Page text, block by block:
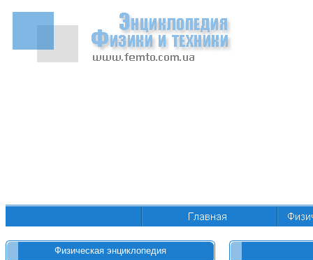
Физическая энциклопедия